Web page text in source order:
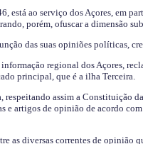
está ao serviço dos Açores, em
porém, ofuscar a dimensão
das suas opiniões políticas,
regional dos Açores,
principal, que é a ilha Terceira.
respeitando assim a Constituição
e artigos de opinião de acordo
as diversas correntes de opinião